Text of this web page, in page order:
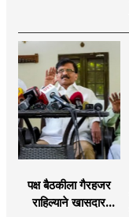
पक्ष बैठकीला गैरहजर
राहिल्याने खासदार